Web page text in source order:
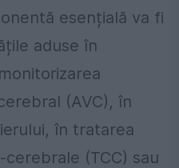
esențială va fi
aduse în
(AVC), în
în tratarea
(TCC) sau